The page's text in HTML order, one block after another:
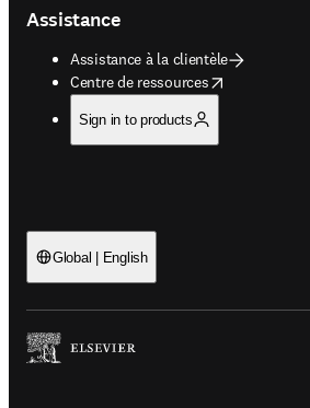
Assistance
Assistance à la clientèle
Centre de ressources
opens in new tab/window
Sign in to products
Global | English